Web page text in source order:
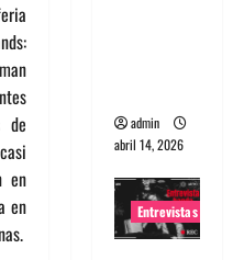
de
en
en
admin
abril 14, 2026
Entrevistas